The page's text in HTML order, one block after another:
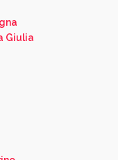
Giulia